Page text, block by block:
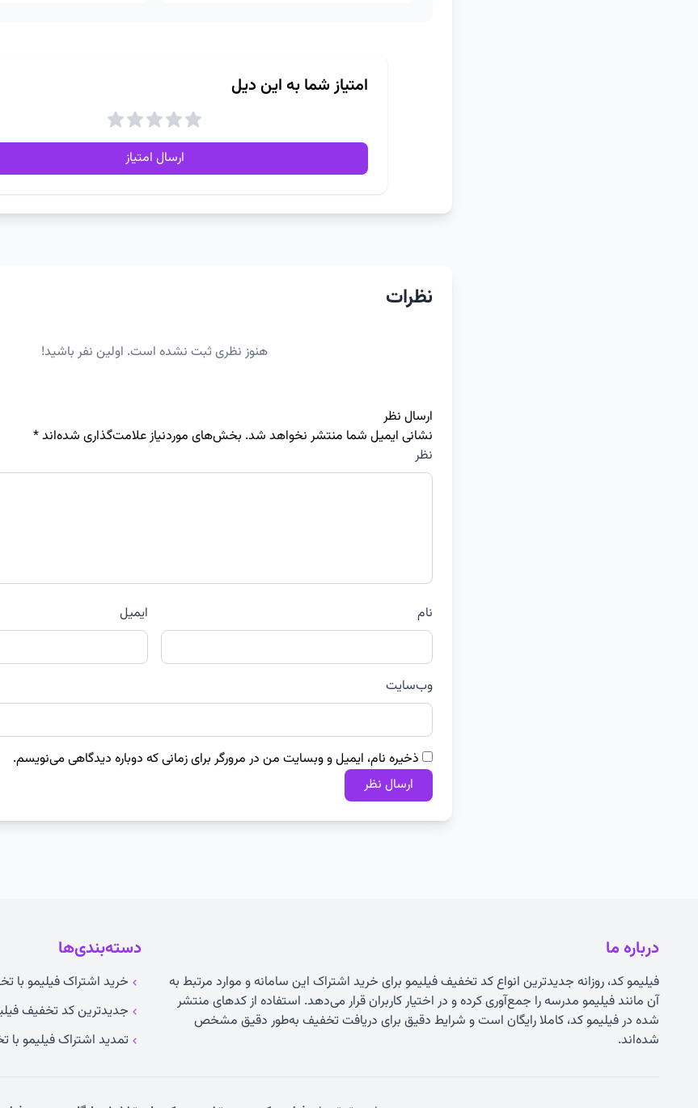
امتیاز شما به این دیل
ارسال امتیاز
نظرات
هنوز نظری ثبت نشده است. اولین نفر باشید!
ارسال نظر
نشانی ایمیل شما منتشر نخواهد شد. بخش‌های موردنیاز علامت‌گذاری شده‌اند*
نظر
نام ایمیل
وب‌سایت
ذخیره نام، ایمیل و وبسایت من در مرورگر برای زمانی که دوباره دیدگاهی می‌نویسم.
درباره ما
فیلیمو کد، روزانه جدیدترین انواعکد تخفیف فیلیمو برای خرید اشتراک این سامانه و موارد مرتبط به
آن مانند فیلیمو مدرسه را جمع‌آوری کرده و در اختیار کاربران قرار می‌دهد. استفاده از کدهای منتشر
شده در فیلیمو کد، کاملا رایگان است و شرایط دقیق برای دریافت تخفیف به‌طور دقیق مشخص
شده‌اند.
دسته‌بندی‌ها
خرید اشتراک فیلیمو با تخفیف
جدیدترین کد تخفیف
تمدید اشتراک فیلیمو با